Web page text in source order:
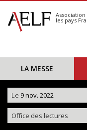
S'abonner
Calendrier
les pays
LA MESSE
Le 9 nov. 2022
Office des lectures